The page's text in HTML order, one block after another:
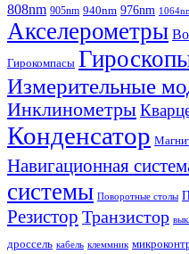
808nm 905nm 940nm 976nm
Акселерометры
Гирокомпасы
Измерительные
Инклинометры
Конденсатор
Навигационная
системы Поворотные столы
Резистор Транзистор
дроссель кабель клеммник